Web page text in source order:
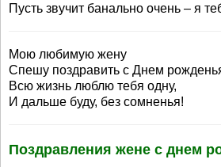
Пусть звучит банально очень – я
Мою любимую жену
Спешу поздравить с Днем
Всю жизнь люблю тебя одну,
И дальше буду, без сомненья!
Поздравления жене с днем